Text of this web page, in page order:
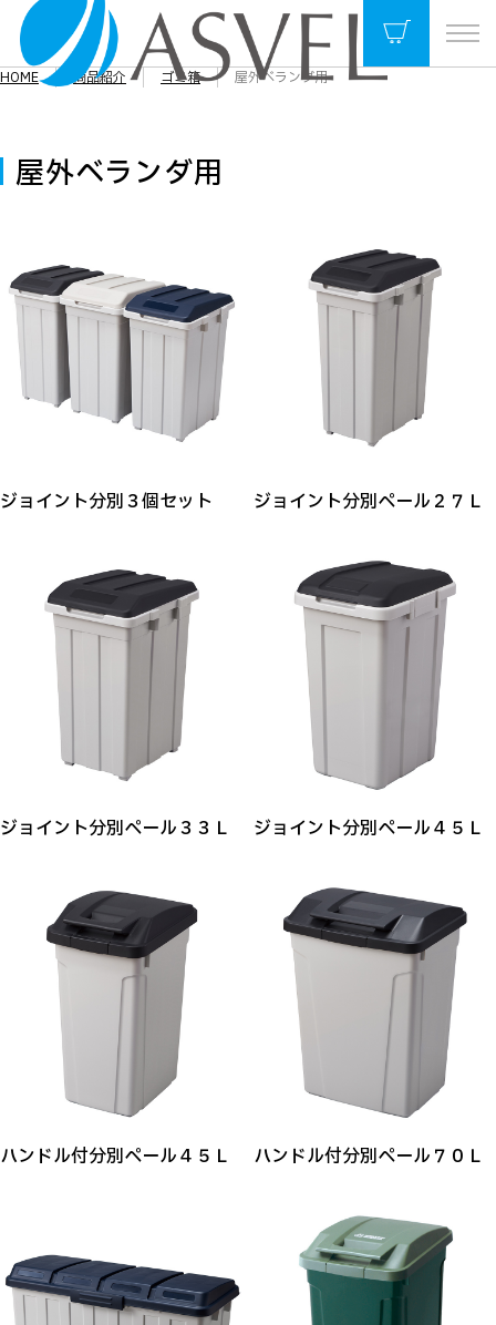
HOME 商品紹介 ゴミ箱 屋外ベランダ用
屋外ベランダ用
ジョイント分別３個セット ジョイント分別ペール２７Ｌ
ジョイント分別ペール３３Ｌ ジョイント分別ペール４５Ｌ
ハンドル付分別ペール４５Ｌ ハンドル付分別ペール７０Ｌ